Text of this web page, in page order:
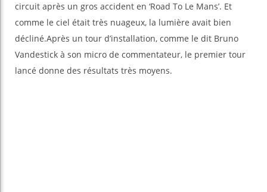
circuit après un gros accident en ‘Road To Le Mans’. Et
comme le ciel était très nuageux, la lumière avait bien
décliné.Après un tour d’installation, comme le dit Bruno
Vandestick à son micro de commentateur, le premier tour
lancé donne des résultats très moyens.